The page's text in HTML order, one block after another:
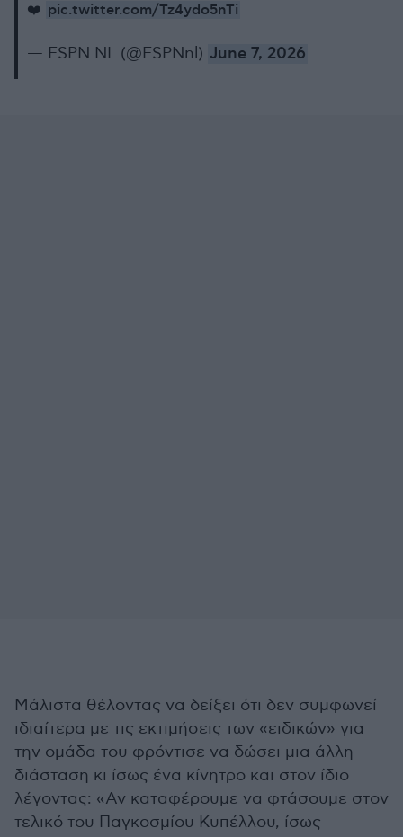
❤️ pic.twitter.com/Tz4ydo5nTi
— ESPN NL (@ESPNnl) June 7, 2026
Μάλιστα θέλοντας να δείξει ότι δεν συμφωνεί
ιδιαίτερα με τις εκτιμήσεις των «ειδικών» για
την ομάδα του φρόντισε να δώσει μια άλλη
διάσταση κι ίσως ένα κίνητρο και στον ίδιο
λέγοντας: «Αν καταφέρουμε να φτάσουμε στον
τελικό του Παγκοσμίου Κυπέλλου, ίσως